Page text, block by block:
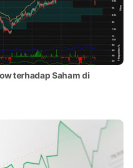
terhadap Saham di